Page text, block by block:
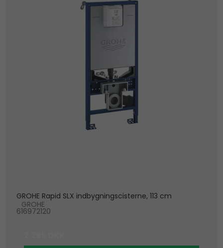
GROHE Rapid SLX indbygningscisterne, 113 cm
GROHE
616972120